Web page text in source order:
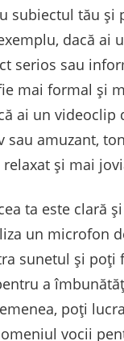
subiectul tău și
dacă ai
serios sau
mai formal și
ai un videoclip
sau amuzant,
și mai
ta este clară
un microfon
sunetul și poți
a
poți
vocii